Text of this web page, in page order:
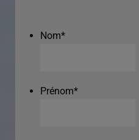
Nom*
Prénom*